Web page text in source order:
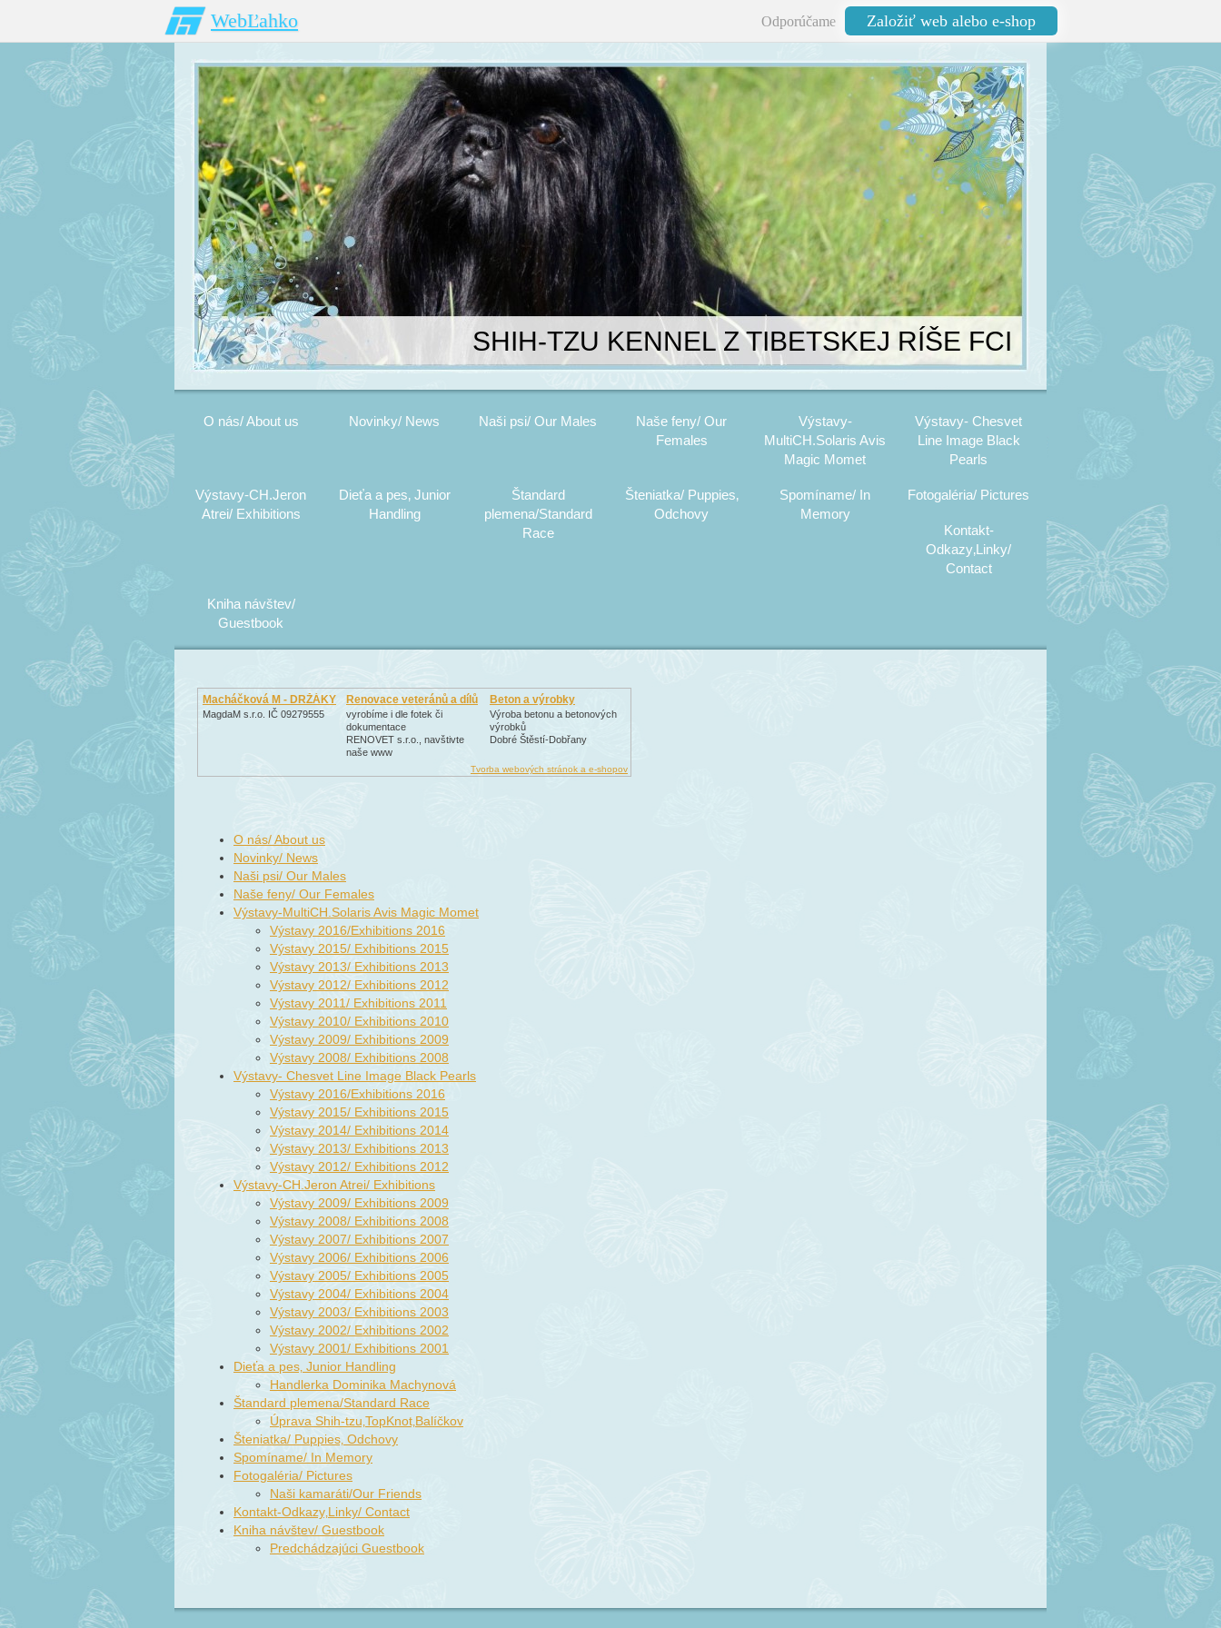
WebĽahko Odporúčame Založiť web alebo e-shop
SHIH-TZU KENNEL Z TIBETSKEJ RÍŠE FCI
O nás/ About us Novinky/ News Naši psi/ Our Males
Naše feny/ Our
Females
Výstavy-
MultiCH.Solaris Avis
Magic Momet
Výstavy- Chesvet
Line Image Black
Pearls
Výstavy-CH.Jeron
Atrei/ Exhibitions
Dieťa a pes‚ Junior
Handling
Štandard
plemena/Standard
Race
Šteniatka/ Puppies‚
Odchovy
Spomíname/ In
Memory
Fotogaléria/ Pictures
Kontakt-
Odkazy‚Linky/
Contact
Kniha návštev/
Guestbook
Macháčková M - DRŽÁKY
MagdaM s.r.o. IČ 09279555
Renovace veteránů a dílů
vyrobíme i dle fotek či
dokumentace
RENOVET s.r.o., navštivte
naše www
Beton a výrobky
Výroba betonu a betonových
výrobků
Dobré Štěstí-Dobřany
Tvorba webových stránok a e-shopov
O nás/ About us
Novinky/ News
Naši psi/ Our Males
Naše feny/ Our Females
Výstavy-MultiCH.Solaris Avis Magic Momet
Výstavy 2016/Exhibitions 2016
Výstavy 2015/ Exhibitions 2015
Výstavy 2013/ Exhibitions 2013
Výstavy 2012/ Exhibitions 2012
Výstavy 2011/ Exhibitions 2011
Výstavy 2010/ Exhibitions 2010
Výstavy 2009/ Exhibitions 2009
Výstavy 2008/ Exhibitions 2008
Výstavy- Chesvet Line Image Black Pearls
Výstavy 2016/Exhibitions 2016
Výstavy 2015/ Exhibitions 2015
Výstavy 2014/ Exhibitions 2014
Výstavy 2013/ Exhibitions 2013
Výstavy 2012/ Exhibitions 2012
Výstavy-CH.Jeron Atrei/ Exhibitions
Výstavy 2009/ Exhibitions 2009
Výstavy 2008/ Exhibitions 2008
Výstavy 2007/ Exhibitions 2007
Výstavy 2006/ Exhibitions 2006
Výstavy 2005/ Exhibitions 2005
Výstavy 2004/ Exhibitions 2004
Výstavy 2003/ Exhibitions 2003
Výstavy 2002/ Exhibitions 2002
Výstavy 2001/ Exhibitions 2001
Dieťa a pes‚ Junior Handling
Handlerka Dominika Machynová
Štandard plemena/Standard Race
Úprava Shih-tzu‚TopKnot‚Balíčkov
Šteniatka/ Puppies‚ Odchovy
Spomíname/ In Memory
Fotogaléria/ Pictures
Naši kamaráti/Our Friends
Kontakt-Odkazy‚Linky/ Contact
Kniha návštev/ Guestbook
Predchádzajúci Guestbook